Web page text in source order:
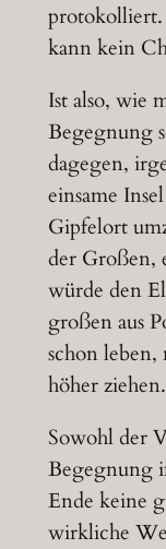
protokolliert.
kann kein
Ist also, wie
Begegnung
dagegen,
einsame
Gipfelort
der Großen,
würde den
großen aus
schon
höher
Sowohl der
Begegnung
Ende keine
wirkliche